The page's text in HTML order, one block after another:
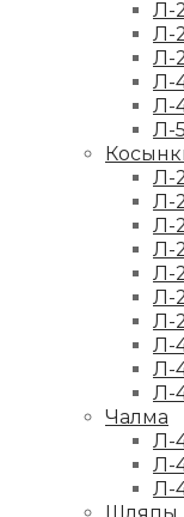
Л-
Л-
Л-
Л-
Л-
Л-
Л-
Л-
Л-
Л-
Л-
Л-
Л-
Л-
Л-
Л-
Чалма
Л-
Л-
Л-